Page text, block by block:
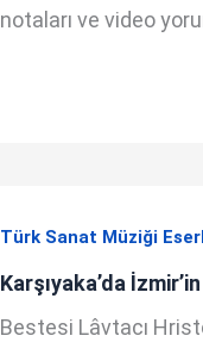
notaları ve video
Türk Sanat Müziği
Karşıyaka’da
Bestesi Lâvtacı